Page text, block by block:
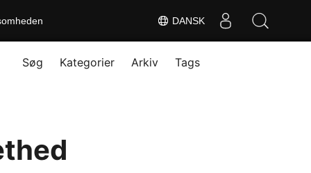
DANSK
Søg Kategorier Arkiv Tags